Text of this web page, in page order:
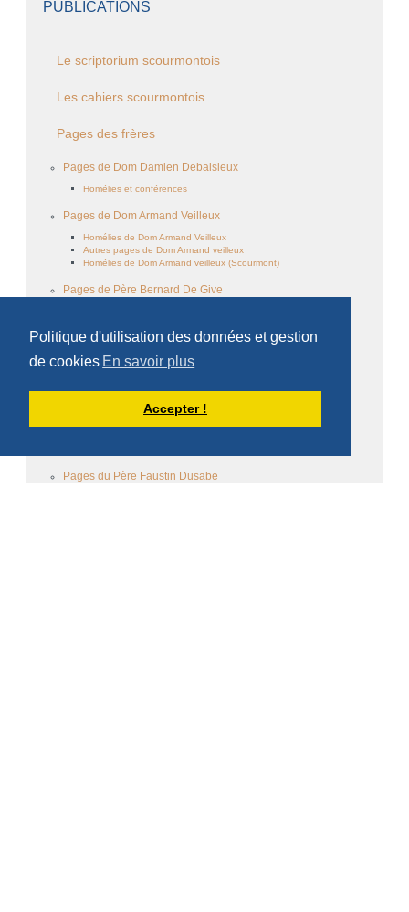
Politique d'utilisation des données et gestion
de cookies En savoir plus
Accepter !
PUBLICATIONS
Le scriptorium scourmontois
Les cahiers scourmontois
Pages des frères
Pages de Dom Damien Debaisieux
Homélies et conférences
Pages de Dom Armand Veilleux
Homélies de Dom Armand Veilleux
Autres pages de Dom Armand veilleux
Homélies de Dom Armand veilleux (Scourmont)
Pages de Père Bernard De Give
Pages du Père Gérard Joyau
Pages du Père Jacques Pineault
Pages du Père Faustin Dusabe